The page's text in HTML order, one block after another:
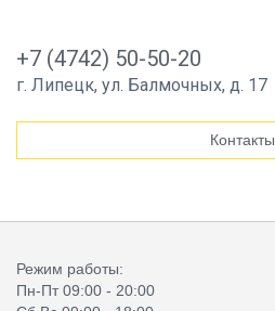
+7 (4742) 50-50-20
г. Липецк, ул. Балмочных, д. 17
Контакты
Режим работы:
Пн-Пт 09:00 - 20:00